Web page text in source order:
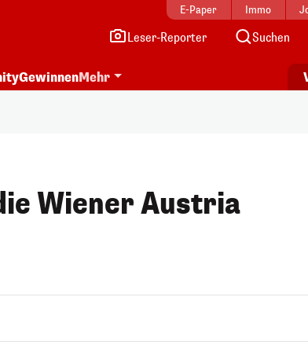
E-Paper Immo
Leser-Reporter Suchen
GewinnenMehr
Wiener Austria